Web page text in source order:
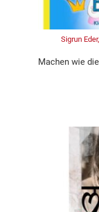
Sigrun
Machen wie